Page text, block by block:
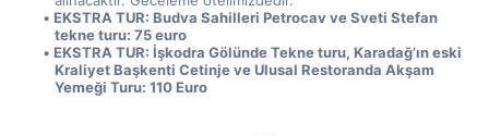
EKSTRA TUR: Budva Sahilleri Petrocav ve Sveti Stefan
tekne turu: 75 euro
EKSTRA TUR: İşkodra Gölünde Tekne turu, Karadağ’ın eski
Kraliyet Başkenti Cetinje ve Ulusal Restoranda Akşam
Yemeği Turu: 110 Euro